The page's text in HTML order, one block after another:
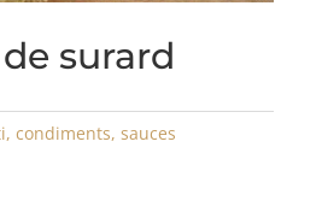
surard
condiments, sauces